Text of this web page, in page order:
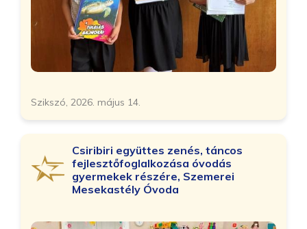
Szikszó, 2026. május 14.
Csiribiri együttes zenés, táncos
fejlesztőfoglalkozása óvodás
gyermekek részére, Szemerei
Mesekastély Óvoda